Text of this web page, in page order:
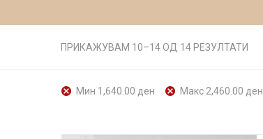
ПРИКАЖУВАМ 10–14 ОД 14 РЕЗУЛТАТИ
Мин 1,640.00 ден Макс 2,460.00 ден